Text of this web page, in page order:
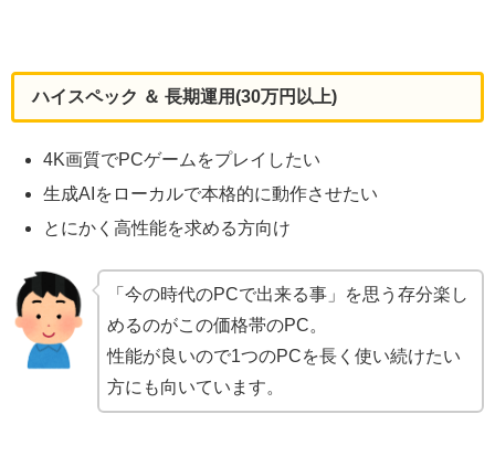
ハイスペック ＆ 長期運用(30万円以上)
4K画質でPCゲームをプレイしたい
生成AIをローカルで本格的に動作させたい
とにかく高性能を求める方向け
「今の時代のPCで出来る事」を思う存分楽し
めるのがこの価格帯のPC。
性能が良いので1つのPCを長く使い続けたい
方にも向いています。